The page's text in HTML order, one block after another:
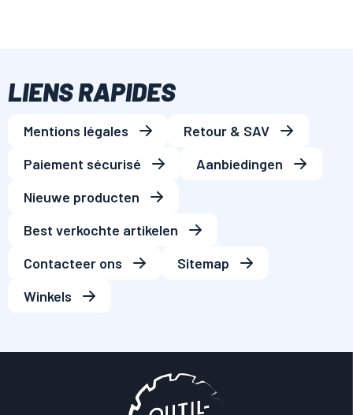
LIENS RAPIDES
Mentions légales
Retour & SAV
Paiement sécurisé
Aanbiedingen
Nieuwe producten
Best verkochte artikelen
Contacteer ons
Sitemap
Winkels